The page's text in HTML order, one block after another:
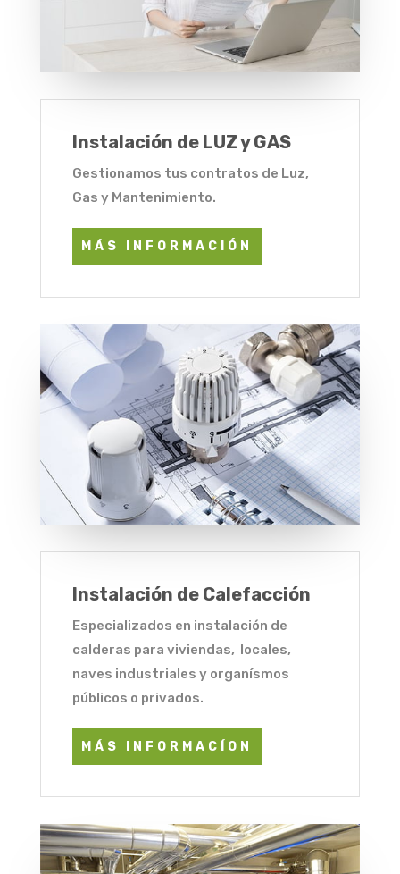
Instalación de LUZ y GAS
Gestionamos tus contratos de Luz,
Gas y Mantenimiento.
MÁS INFORMACIÓN
Instalación de Calefacción
Especializados en instalación de
calderas para viviendas, locales,
naves industriales y organísmos
públicos o privados.
MÁS INFORMACÍON